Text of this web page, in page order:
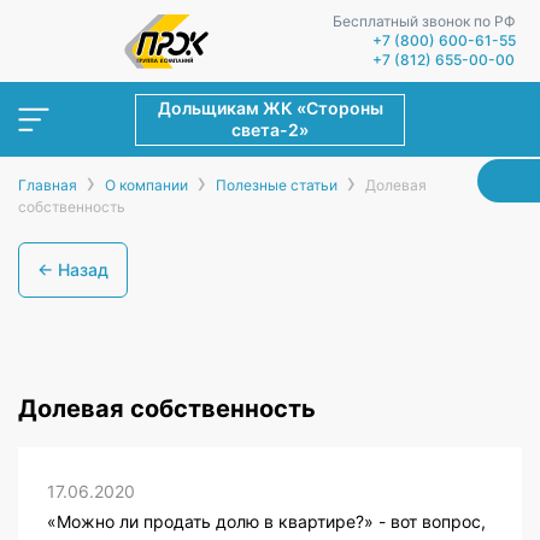
Бесплатный звонок по РФ
+7 (800) 600-61-55
+7 (812) 655-00-00
Дольщикам ЖК «Стороны
света-2»
Главная › О компании › Полезные статьи › Долевая
собственность
← Назад
Долевая собственность
17.06.2020
«Можно ли продать долю в квартире?» - вот вопрос,